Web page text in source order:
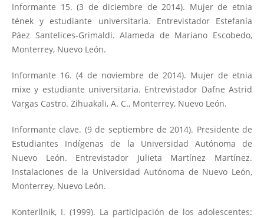
Informante 15. (3 de diciembre de 2014). Mujer de etnia
tének y estudiante universitaria. Entrevistador Estefanía
Páez Santelices-Grimaldi. Alameda de Mariano Escobedo,
Monterrey, Nuevo León.
Informante 16. (4 de noviembre de 2014). Mujer de etnia
mixe y estudiante universitaria. Entrevistador Dafne Astrid
Vargas Castro. Zihuakali, A. C., Monterrey, Nuevo León.
Informante clave. (9 de septiembre de 2014). Presidente de
Estudiantes Indígenas de la Universidad Autónoma de
Nuevo León. Entrevistador Julieta Martínez Martínez.
Instalaciones de la Universidad Autónoma de Nuevo León,
Monterrey, Nuevo León.
Konterllnik, I. (1999). La participación de los adolescentes: